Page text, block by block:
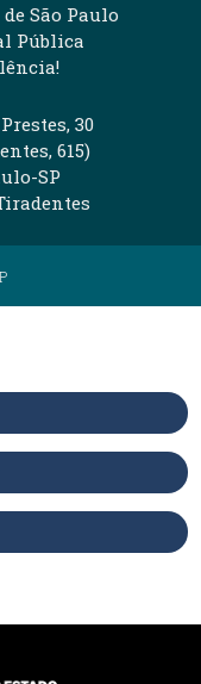
São Paulo
Pública
30
615)
SP